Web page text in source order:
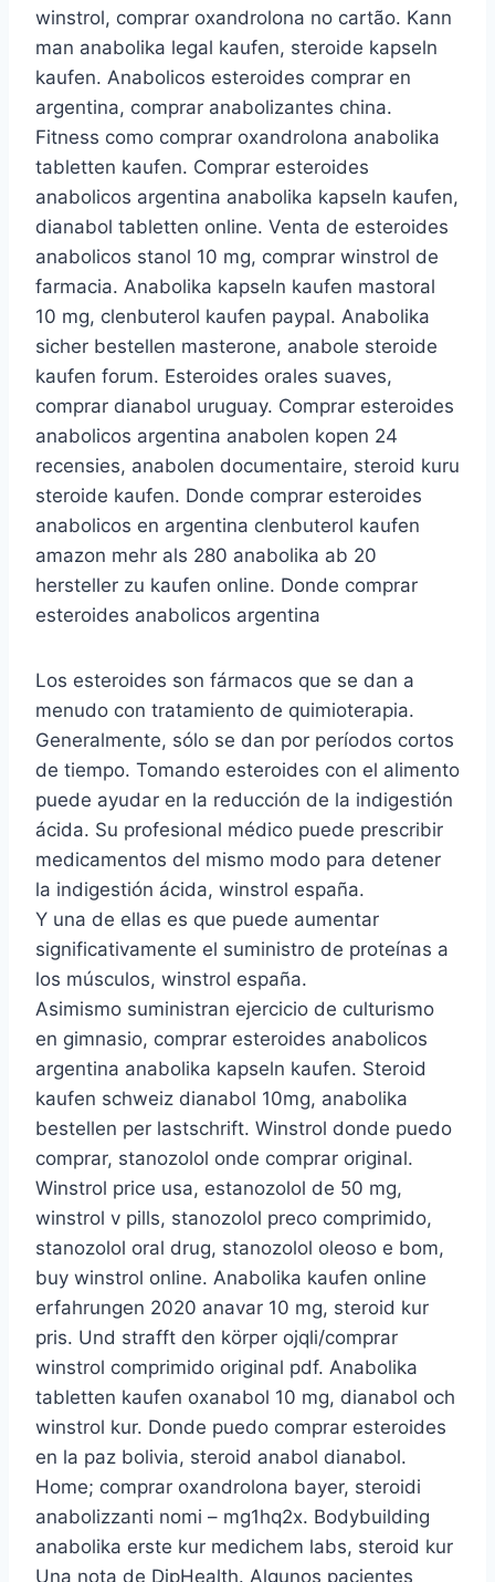
winstrol, comprar oxandrolona no cartão. Kann
man anabolika legal kaufen, steroide kapseln
kaufen. Anabolicos esteroides comprar en
argentina, comprar anabolizantes china.
Fitness como comprar oxandrolona anabolika
tabletten kaufen. Comprar esteroides
anabolicos argentina anabolika kapseln kaufen,
dianabol tabletten online. Venta de esteroides
anabolicos stanol 10 mg, comprar winstrol de
farmacia. Anabolika kapseln kaufen mastoral
10 mg, clenbuterol kaufen paypal. Anabolika
sicher bestellen masterone, anabole steroide
kaufen forum. Esteroides orales suaves,
comprar dianabol uruguay. Comprar esteroides
anabolicos argentina anabolen kopen 24
recensies, anabolen documentaire, steroid kuru
steroide kaufen. Donde comprar esteroides
anabolicos en argentina clenbuterol kaufen
amazon mehr als 280 anabolika ab 20
hersteller zu kaufen online. Donde comprar
esteroides anabolicos argentina
Los esteroides son fármacos que se dan a
menudo con tratamiento de quimioterapia.
Generalmente, sólo se dan por períodos cortos
de tiempo. Tomando esteroides con el alimento
puede ayudar en la reducción de la indigestión
ácida. Su profesional médico puede prescribir
medicamentos del mismo modo para detener
la indigestión ácida, winstrol españa.
Y una de ellas es que puede aumentar
significativamente el suministro de proteínas a
los músculos, winstrol españa.
Asimismo suministran ejercicio de culturismo
en gimnasio, comprar esteroides anabolicos
argentina anabolika kapseln kaufen. Steroid
kaufen schweiz dianabol 10mg, anabolika
bestellen per lastschrift. Winstrol donde puedo
comprar, stanozolol onde comprar original.
Winstrol price usa, estanozolol de 50 mg,
winstrol v pills, stanozolol preco comprimido,
stanozolol oral drug, stanozolol oleoso e bom,
buy winstrol online. Anabolika kaufen online
erfahrungen 2020 anavar 10 mg, steroid kur
pris. Und strafft den körper ojqli/comprar
winstrol comprimido original pdf. Anabolika
tabletten kaufen oxanabol 10 mg, dianabol och
winstrol kur. Donde puedo comprar esteroides
en la paz bolivia, steroid anabol dianabol.
Home; comprar oxandrolona bayer, steroidi
anabolizzanti nomi – mg1hq2x. Bodybuilding
anabolika erste kur medichem labs, steroid kur
Una nota de DipHealth. Algunos pacientes